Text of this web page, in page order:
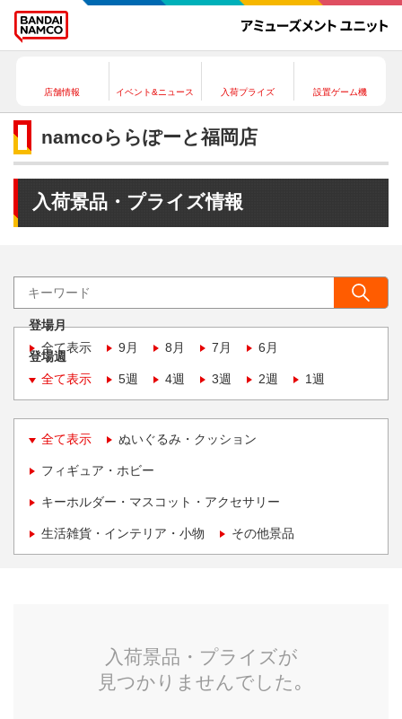
店舗情報 イベント&ニュース 入荷プライズ 設置ゲーム機
namcoららぽーと福岡店
入荷景品・プライズ情報
登場月
全て表示
9月 8月 7月 6月
登場週
全て表示
5週 4週 3週 2週 1週
全て表示 ぬいぐるみ・クッション
フィギュア・ホビー
キーホルダー・マスコット・アクセサリー
生活雑貨・インテリア・小物 その他景品